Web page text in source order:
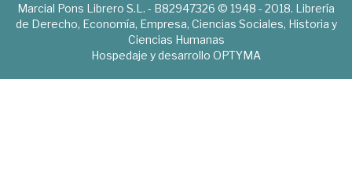
Marcial Pons Librero S.L. - B82947326 © 1948 - 2018. Librería
de Derecho, Economía, Empresa, Ciencias Sociales, Historia y
Ciencias Humanas
Hospedaje y desarrollo OPTYMA